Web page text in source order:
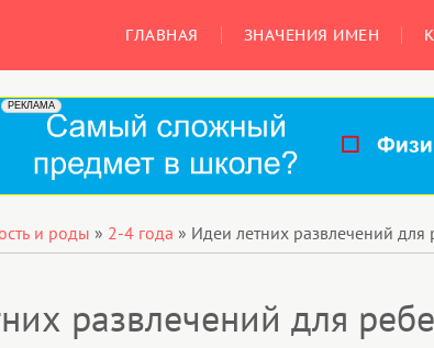
ГЛАВНАЯ ЗНАЧЕНИЯ ИМЕН
и роды » 2-4 года » Идеи летних развлечений для
развлечений для